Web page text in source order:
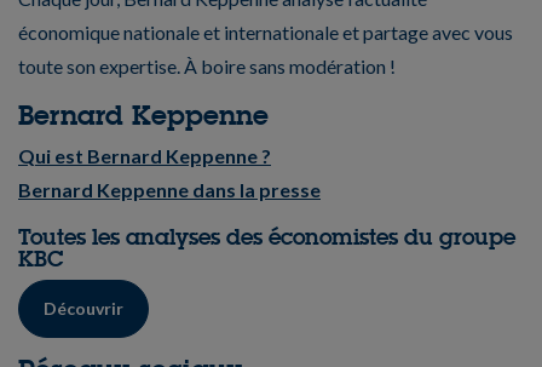
économique nationale et internationale et partage avec vous
toute son expertise. À boire sans modération !
Bernard Keppenne
Qui est Bernard Keppenne ?
Bernard Keppenne dans la presse
Toutes les analyses des économistes du groupe
KBC
Découvrir